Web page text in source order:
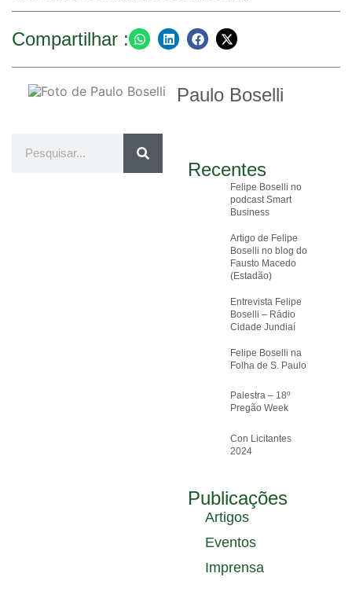
Compartilhar :
Paulo Boselli
Recentes
Felipe Boselli no
podcast Smart
Business
Artigo de Felipe
Boselli no blog do
Fausto Macedo
(Estadão)
Entrevista Felipe
Boselli – Rádio
Cidade Jundiaí
Felipe Boselli na
Folha de S. Paulo
Palestra – 18º
Pregão Week
Con Licitantes
2024
Publicações
Artigos
Eventos
Imprensa